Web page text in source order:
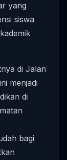
yang
siswa
di Jalan
menjadi
di
bagi